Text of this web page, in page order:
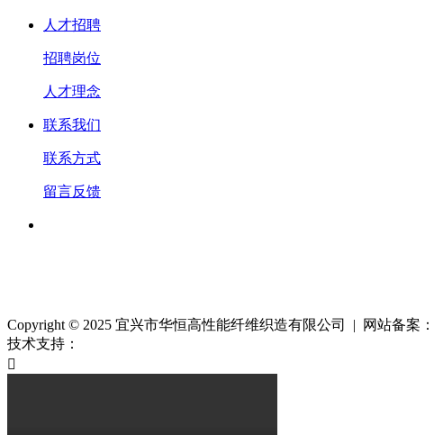
人才招聘
招聘岗位
人才理念
联系我们
联系方式
留言反馈
Copyright © 2025 宜兴市华恒高性能纤维织造有限公司 | 网站备案：
技术支持：
